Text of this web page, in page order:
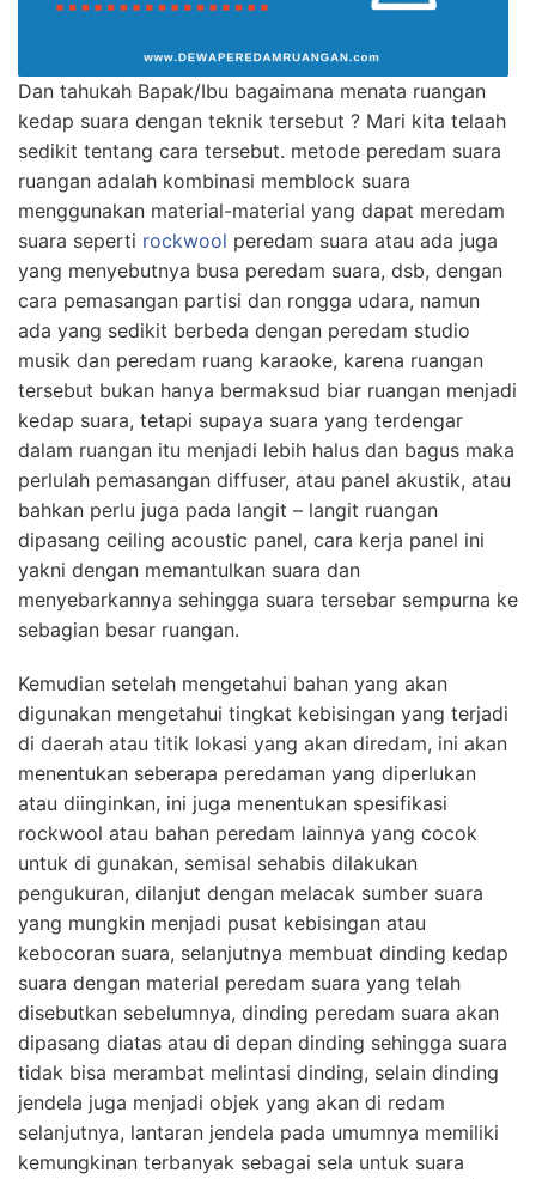
Dan tahukah Bapak/Ibu bagaimana menata ruangan
kedap suara dengan teknik tersebut ? Mari kita telaah
sedikit tentang cara tersebut. metode peredam suara
ruangan adalah kombinasi memblock suara
menggunakan material-material yang dapat meredam
suara seperti rockwool peredam suara atau ada juga
yang menyebutnya busa peredam suara, dsb, dengan
cara pemasangan partisi dan rongga udara, namun
ada yang sedikit berbeda dengan peredam studio
musik dan peredam ruang karaoke, karena ruangan
tersebut bukan hanya bermaksud biar ruangan menjadi
kedap suara, tetapi supaya suara yang terdengar
dalam ruangan itu menjadi lebih halus dan bagus maka
perlulah pemasangan diffuser, atau panel akustik, atau
bahkan perlu juga pada langit – langit ruangan
dipasang ceiling acoustic panel, cara kerja panel ini
yakni dengan memantulkan suara dan
menyebarkannya sehingga suara tersebar sempurna ke
sebagian besar ruangan.
Kemudian setelah mengetahui bahan yang akan
digunakan mengetahui tingkat kebisingan yang terjadi
di daerah atau titik lokasi yang akan diredam, ini akan
menentukan seberapa peredaman yang diperlukan
atau diinginkan, ini juga menentukan spesifikasi
rockwool atau bahan peredam lainnya yang cocok
untuk di gunakan, semisal sehabis dilakukan
pengukuran, dilanjut dengan melacak sumber suara
yang mungkin menjadi pusat kebisingan atau
kebocoran suara, selanjutnya membuat dinding kedap
suara dengan material peredam suara yang telah
disebutkan sebelumnya, dinding peredam suara akan
dipasang diatas atau di depan dinding sehingga suara
tidak bisa merambat melintasi dinding, selain dinding
jendela juga menjadi objek yang akan di redam
selanjutnya, lantaran jendela pada umumnya memiliki
kemungkinan terbanyak sebagai sela untuk suara